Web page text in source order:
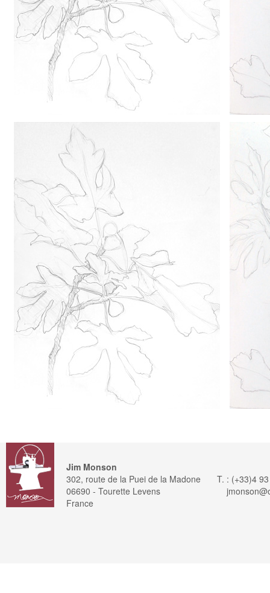
Jim Monson
302, route de la Puei de la Madone
06690 - Tourette Levens
France
T. : (+33)4